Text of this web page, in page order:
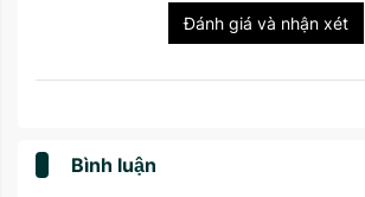
Đánh giá và nhận xét
Bình luận